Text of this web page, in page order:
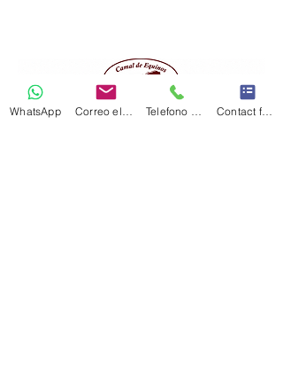
WhatsApp Contact form